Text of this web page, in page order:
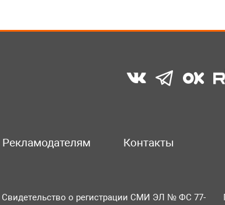
Рекламодателям Контакты
Свидетельство о регистрации СМИ ЭЛ № ФС 77-